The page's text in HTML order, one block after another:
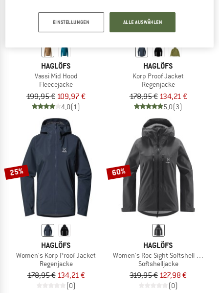
HAGLÖFS
Vassi Mid Hood
Fleecejacke
199,95 € 109,97 €
4,0(1)
HAGLÖFS
Korp Proof Jacket
Regenjacke
178,95 € 134,21 €
5,0(3)
25%
HAGLÖFS
Women's Korp Proof Jacket
Regenjacke
178,95 € 134,21 €
(0)
60%
HAGLÖFS
Women's Roc Sight Softshell Jacket
Softshelljacke
319,95 € 127,98 €
(0)
EINSTELLUNGEN ALLE AUSWÄHLEN